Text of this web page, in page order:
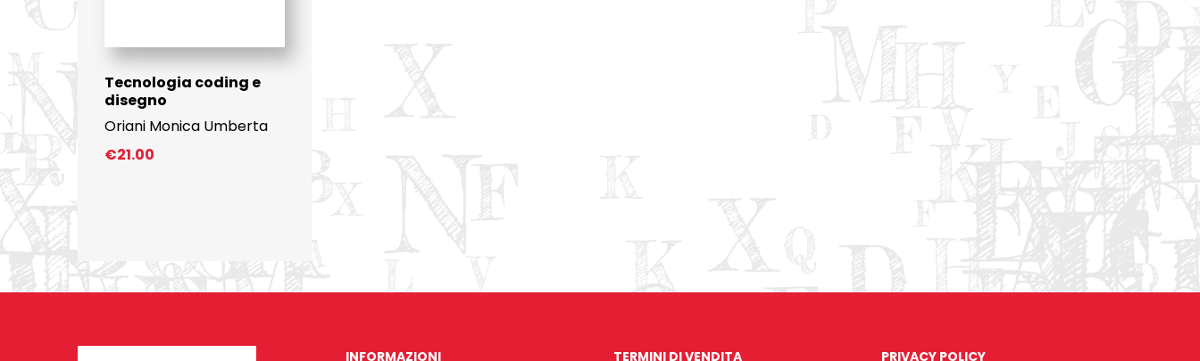
Tecnologia coding e
disegno
Oriani Monica Umberta
€21.00
INFORMAZIONI TERMINI DI VENDITA PRIVACY POLICY